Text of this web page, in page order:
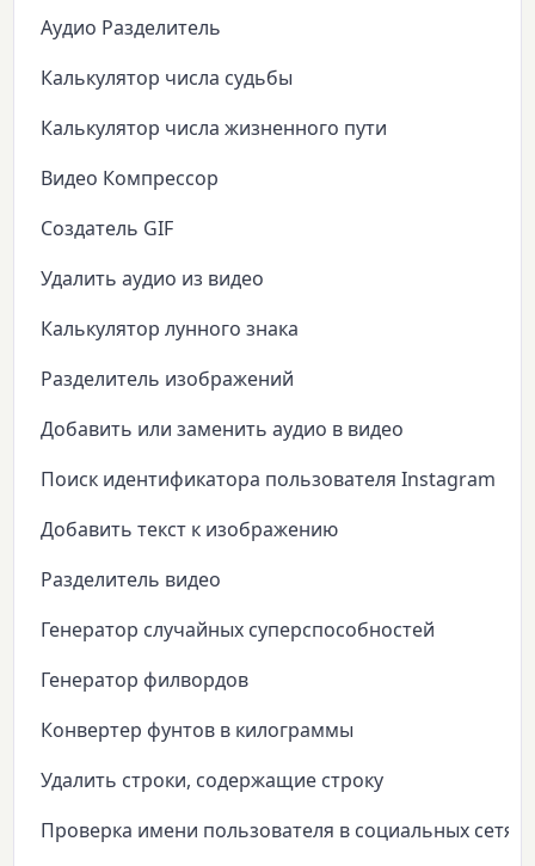
Аудио Разделитель
Калькулятор числа судьбы
Калькулятор числа жизненного пути
Видео Компрессор
Создатель GIF
Удалить аудио из видео
Калькулятор лунного знака
Разделитель изображений
Добавить или заменить аудио в видео
Поиск идентификатора пользователя Instagram
Добавить текст к изображению
Разделитель видео
Генератор случайных суперспособностей
Генератор филвордов
Конвертер фунтов в килограммы
Удалить строки, содержащие строку
Проверка имени пользователя в социальных сетях